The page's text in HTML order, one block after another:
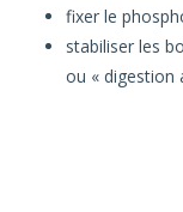
fixer le
stabiliser les
ou « digestion